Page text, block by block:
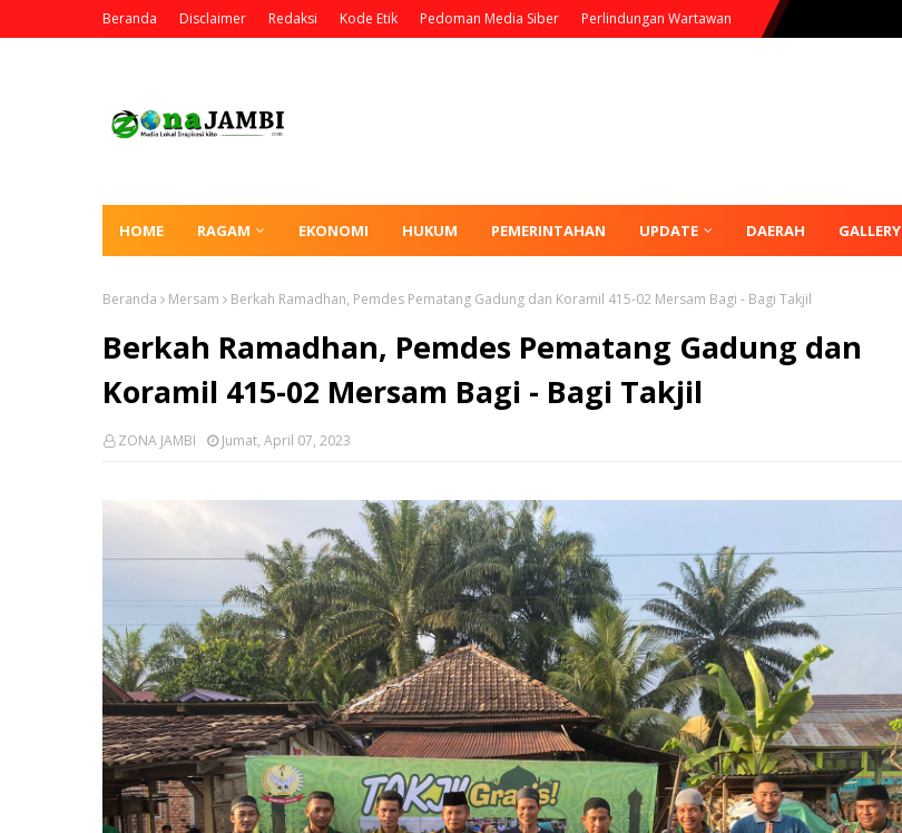
Beranda Disclaimer Redaksi Kode Etik Pedoman Media Siber Perlindungan Wartawan
HOME RAGAM EKONOMI HUKUM PEMERINTAHAN UPDATE DAERAH GALLERY
Beranda Mersam Berkah Ramadhan, Pemdes Pematang Gadung dan Koramil 415-02 Mersam Bagi - Bagi Takjil
Berkah Ramadhan, Pemdes Pematang Gadung dan
Koramil 415-02 Mersam Bagi - Bagi Takjil
ZONA JAMBI Jumat, April 07, 2023